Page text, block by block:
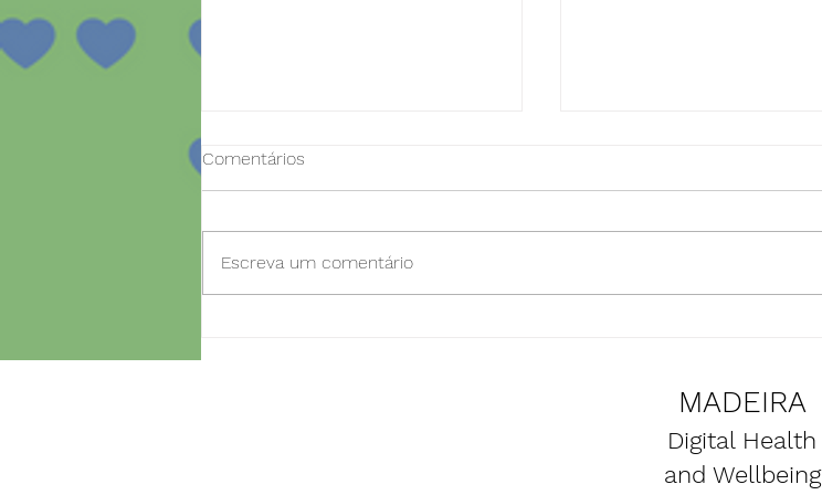
Comentários
Escreva um comentário
MADEIRA
Digital Health
and Wellbeing